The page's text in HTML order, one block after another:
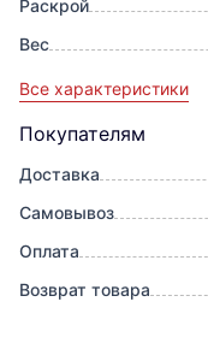
Раскрой
Вес
Все характеристики
Покупателям
Доставка
Самовывоз
Оплата
Возврат товара